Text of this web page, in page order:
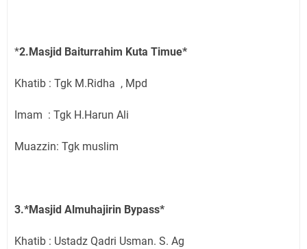
*2.Masjid Baiturrahim Kuta Timue*
Khatib : Tgk M.Ridha , Mpd
Imam : Tgk H.Harun Ali
Muazzin: Tgk muslim
3.*Masjid Almuhajirin Bypass*
Khatib : Ustadz Qadri Usman. S. Ag